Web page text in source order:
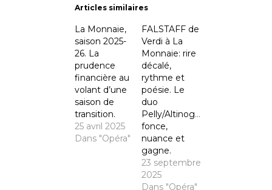
Articles similaires
La Monnaie,
saison 2025-
26. La
prudence
financière au
volant d’une
saison de
transition.
25 avril 2025
Dans "Opéra"
FALSTAFF de
Verdi à La
Monnaie: rire
décalé,
rythme et
poésie. Le
duo
Pelly/Altinoglu
fonce,
nuance et
gagne.
23 septembre
2025
Dans "Opéra"